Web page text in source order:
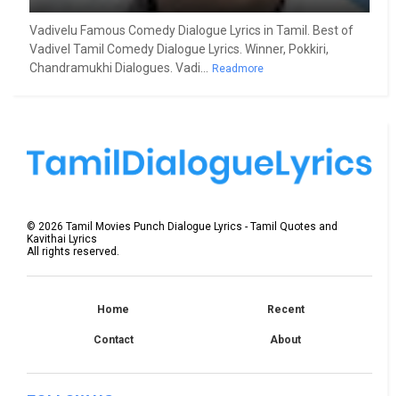
Vadivelu Famous Comedy Dialogue Lyrics in Tamil. Best of
Vadivel Tamil Comedy Dialogue Lyrics. Winner, Pokkiri,
Chandramukhi Dialogues. Vadi... Readmore
© 2026 Tamil Movies Punch Dialogue Lyrics - Tamil Quotes and
Kavithai Lyrics
All rights reserved.
Home Recent
Contact About